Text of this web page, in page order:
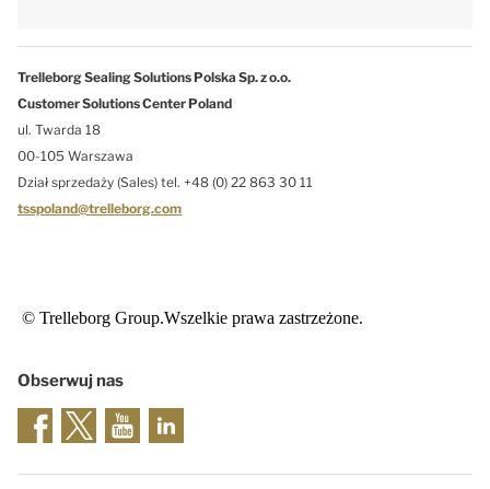
Trelleborg Sealing Solutions Polska Sp. z o.o.
Customer Solutions Center Poland
ul. Twarda 18
00-105 Warszawa
Dział sprzedaży (Sales) tel. +48 (0) 22 863 30 11
tsspoland@trelleborg.com
© Trelleborg Group.Wszelkie prawa zastrzeżone.
Obserwuj nas